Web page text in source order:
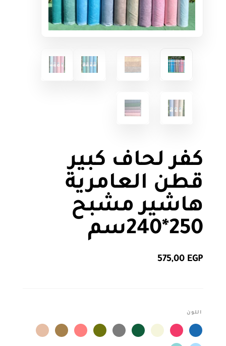
كفر لحاف كبير
قطن العامرية
هاشير مشبح
250*240سم
575,00 EGP
اللون